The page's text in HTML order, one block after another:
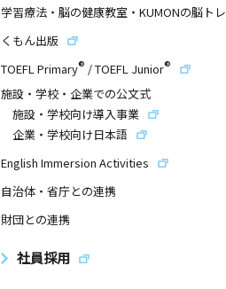
学習療法・脳の健康教室・KUMONの脳トレ
くもん出版
TOEFL Primary® /TOEFL Junior®
施設・学校・企業での公文式
施設・学校向け導入事業
企業・学校向け日本語
English Immersion Activities
自治体・省庁との連携
財団との連携
社員採用